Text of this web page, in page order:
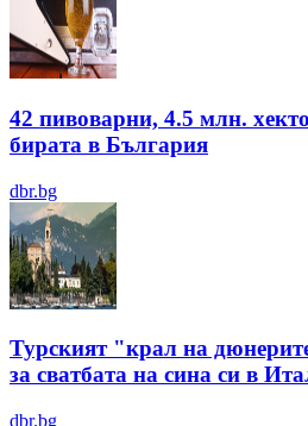
42 пивоварни, 4.5 млн.
бирата в България
dbr.bg
Турският "крал на
за сватбата на сина си в
dbr.bg